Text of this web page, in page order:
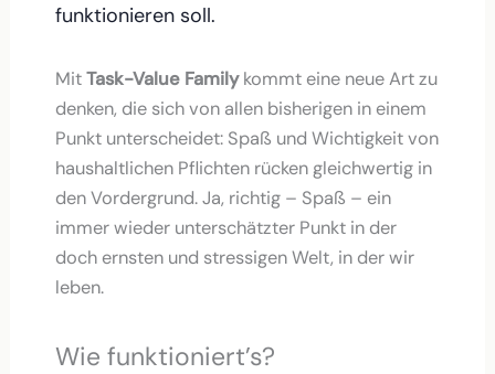
funktionieren soll.
MitTask-Value Familykommt eine neue Art zu
denken, die sich von allen bisherigen in einem
Punkt unterscheidet: Spaß und Wichtigkeit von
haushaltlichen Pflichten rücken gleichwertig in
den Vordergrund. Ja, richtig – Spaß – ein
immer wieder unterschätzter Punkt in der
doch ernsten und stressigen Welt, in der wir
leben.
Wie funktioniert’s?